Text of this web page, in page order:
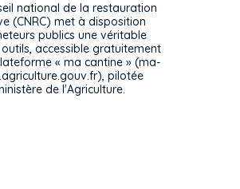
national de la restauration
(CNRC) met à disposition
publics une véritable
accessible gratuitement
« ma cantine » (ma-
pilotée
de l'Agriculture.